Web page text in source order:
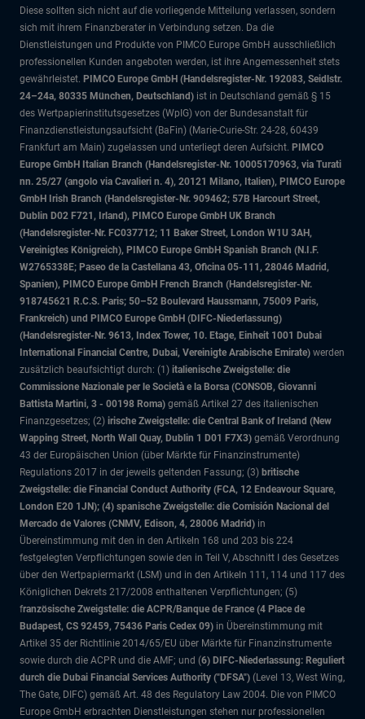
Diese sollten sich nicht auf die vorliegende Mitteilung verlassen, sondern
sich mit ihrem Finanzberater in Verbindung setzen. Da die
Dienstleistungen und Produkte von PIMCO Europe GmbH ausschließlich
professionellen Kunden angeboten werden, ist ihre Angemessenheit stets
gewährleistet. PIMCO Europe GmbH (Handelsregister-Nr. 192083, Seidlstr.
24–24a, 80335 München, Deutschland) ist in Deutschland gemäß § 15
des Wertpapierinstitutsgesetzes (WpIG) von der Bundesanstalt für
Finanzdienstleistungsaufsicht (BaFin) (Marie-Curie-Str. 24-28, 60439
Frankfurt am Main) zugelassen und unterliegt deren Aufsicht. PIMCO
Europe GmbH Italian Branch (Handelsregister-Nr. 10005170963, via Turati
nn. 25/27 (angolo via Cavalieri n. 4), 20121 Milano, Italien), PIMCO Europe
GmbH Irish Branch (Handelsregister-Nr. 909462; 57B Harcourt Street,
Dublin D02 F721, Irland), PIMCO Europe GmbH UK Branch
(Handelsregister-Nr. FC037712; 11 Baker Street, London W1U 3AH,
Vereinigtes Königreich), PIMCO Europe GmbH Spanish Branch (N.I.F.
W2765338E; Paseo de la Castellana 43, Oficina 05-111, 28046 Madrid,
Spanien), PIMCO Europe GmbH French Branch (Handelsregister-Nr.
918745621 R.C.S. Paris; 50–52 Boulevard Haussmann, 75009 Paris,
Frankreich) und PIMCO Europe GmbH (DIFC-Niederlassung)
(Handelsregister-Nr. 9613, Index Tower, 10. Etage, Einheit 1001 Dubai
International Financial Centre, Dubai, Vereinigte Arabische Emirate) werden
zusätzlich beaufsichtigt durch: (1) italienische Zweigstelle: die
Commissione Nazionale per le Società e la Borsa (CONSOB, Giovanni
Battista Martini, 3 - 00198 Roma) gemäß Artikel 27 des italienischen
Finanzgesetzes; (2) irische Zweigstelle: die Central Bank of Ireland (New
Wapping Street, North Wall Quay, Dublin 1 D01 F7X3) gemäß Verordnung
43 der Europäischen Union (über Märkte für Finanzinstrumente)
Regulations 2017 in der jeweils geltenden Fassung; (3) britische
Zweigstelle: die Financial Conduct Authority (FCA, 12 Endeavour Square,
London E20 1JN); (4) spanische Zweigstelle: die Comisión Nacional del
Mercado de Valores (CNMV, Edison, 4, 28006 Madrid) in
Übereinstimmung mit den in den Artikeln 168 und 203 bis 224
festgelegten Verpflichtungen sowie den in Teil V, Abschnitt I des Gesetzes
über den Wertpapiermarkt (LSM) und in den Artikeln 111, 114 und 117 des
Königlichen Dekrets 217/2008 enthaltenen Verpflichtungen; (5)
französische Zweigstelle: die ACPR/Banque de France (4 Place de
Budapest, CS 92459, 75436 Paris Cedex 09) in Übereinstimmung mit
Artikel 35 der Richtlinie 2014/65/EU über Märkte für Finanzinstrumente
sowie durch die ACPR und die AMF; und (6) DIFC-Niederlassung: Reguliert
durch die Dubai Financial Services Authority ("DFSA") (Level 13, West Wing,
The Gate, DIFC) gemäß Art. 48 des Regulatory Law 2004. Die von PIMCO
Europe GmbH erbrachten Dienstleistungen stehen nur professionellen